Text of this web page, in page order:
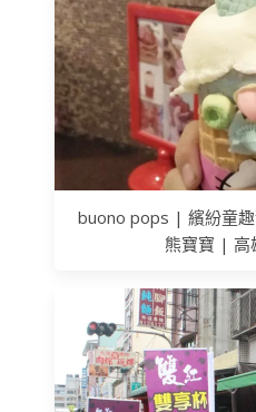
buono pops | 繽紛童
熊寶寶 | 高